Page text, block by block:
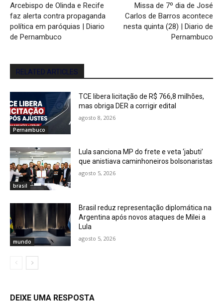
Arcebispo de Olinda e Recife
faz alerta contra propaganda
política em paróquias | Diario
de Pernambuco
Missa de 7º dia de José
Carlos de Barros acontece
nesta quinta (28) | Diario de
Pernambuco
RELATED ARTICLES
Pernambuco
TCE libera licitação de R$ 766,8 milhões,
mas obriga DER a corrigir edital
agosto 8, 2026
brasil
Lula sanciona MP do frete e veta ‘jabuti’
que anistiava caminhoneiros bolsonaristas
agosto 5, 2026
mundo
Brasil reduz representação diplomática na
Argentina após novos ataques de Milei a
Lula
agosto 5, 2026
DEIXE UMA RESPOSTA